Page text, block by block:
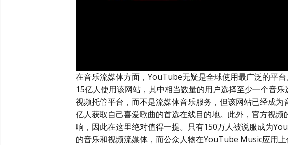
在音乐流媒体方面，YouTube无疑是全球使用最广泛的平
15亿人使用该网站，其中相当数量的用户选择至少一个音
视频托管平台，而不是流媒体音乐服务，但该网站已经成
亿人获取自己喜爱歌曲的首选在线目的地。此外，官方视
响，因此在这里绝对值得一提。只有150万人被说服成为
的音乐和视频流媒体，而公众人物在YouTube Music应用上